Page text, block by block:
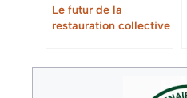
Le futur de la
restauration collective